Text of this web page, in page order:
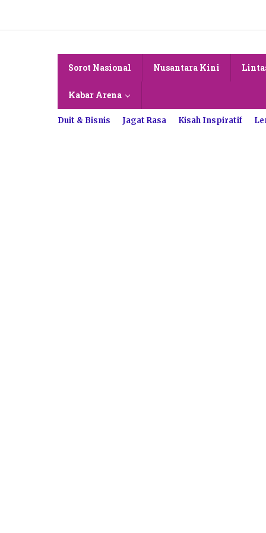
konten
Sorot Nasional Nusantara Kini
Kabar Arena
Duit & Bisnis Jagat Rasa Kisah Inspiratif